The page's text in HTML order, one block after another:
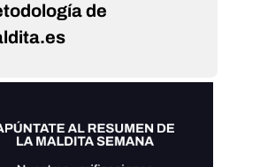
de